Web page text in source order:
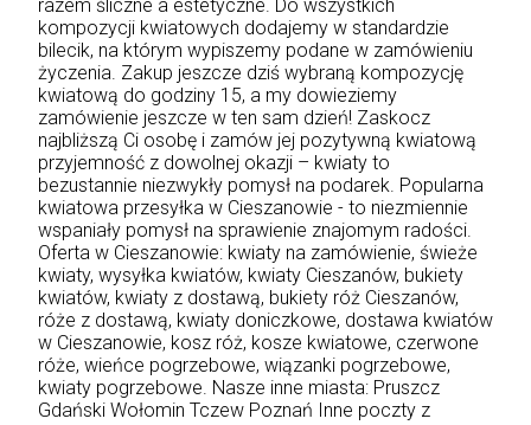
razem śliczne a estetyczne. Do wszystkich
kompozycji kwiatowych dodajemy w standardzie
bilecik, na którym wypiszemy podane w zamówieniu
życzenia. Zakup jeszcze dziś wybraną kompozycję
kwiatową do godziny 15, a my dowieziemy
zamówienie jeszcze w ten sam dzień! Zaskocz
najbliższą Ci osobę i zamów jej pozytywną kwiatową
przyjemność z dowolnej okazji – kwiaty to
bezustannie niezwykły pomysł na podarek. Popularna
kwiatowa przesyłka w Cieszanowie - to niezmiennie
wspaniały pomysł na sprawienie znajomym radości.
Oferta w Cieszanowie: kwiaty na zamówienie, świeże
kwiaty, wysyłka kwiatów, kwiaty Cieszanów, bukiety
kwiatów, kwiaty z dostawą, bukiety róż Cieszanów,
róże z dostawą, kwiaty doniczkowe, dostawa kwiatów
w Cieszanowie, kosz róż, kosze kwiatowe, czerwone
róże, wieńce pogrzebowe, wiązanki pogrzebowe,
kwiaty pogrzebowe. Nasze inne miasta: Pruszcz
Gdański Wołomin Tczew Poznań Inne poczty z